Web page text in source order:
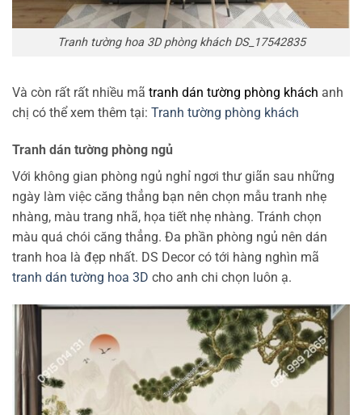
Tranh tường hoa 3D phòng khách DS_17542835
Và còn rất rất nhiều mã tranh dán tường phòng khách anh
chị có thể xem thêm tại: Tranh tường phòng khách
Tranh dán tường phòng ngủ
Với không gian phòng ngủ nghỉ ngơi thư giãn sau những
ngày làm việc căng thẳng bạn nên chọn mẫu tranh nhẹ
nhàng, màu trang nhã, họa tiết nhẹ nhàng. Tránh chọn
màu quá chói căng thẳng. Đa phần phòng ngủ nên dán
tranh hoa là đẹp nhất. DS Decor có tới hàng nghìn mã
tranh dán tường hoa 3D cho anh chi chọn luôn ạ.